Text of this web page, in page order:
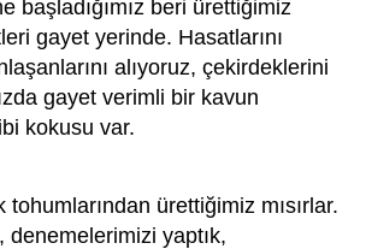
başladığımız beri ürettiğimiz
gayet yerinde. Hasatlarını
alıyoruz, çekirdeklerini
gayet verimli bir kavun
kokusu var.
tohumlarından ürettiğimiz mısırlar.
denemelerimizi yaptık,